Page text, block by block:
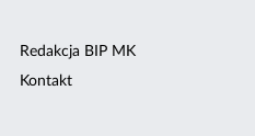
Redakcja BIP MK
Kontakt